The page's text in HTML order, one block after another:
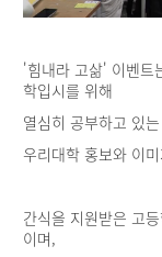
'힘내라 고삶' 이벤트
학입시를 위해
열심히 공부하고 있
우리대학 홍보와 이
간식을 지원받은 고
이며,